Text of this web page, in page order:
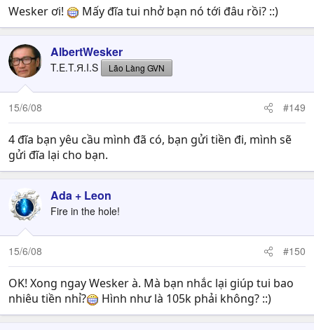
Wesker ơi! Mấy đĩa tui nhở bạn nó tới đâu rồi? ::)
AlbertWesker
T.E.T.Я.I.S Lão Làng GVN
15/6/08 #149
4 đĩa bạn yêu cầu mình đã có, bạn gửi tiền đi, mình sẽ
gửi đĩa lại cho bạn.
Ada + Leon
Fire in the hole!
15/6/08 #150
OK! Xong ngay Wesker à. Mà bạn nhắc lại giúp tui bao
nhiêu tiền nhỉ?
Hình như là 105k phải không? ::)